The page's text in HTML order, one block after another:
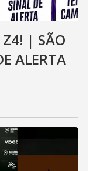
Z4! | SÃO
ALERTA